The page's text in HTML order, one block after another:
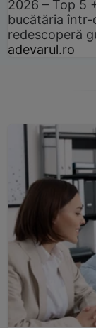
2026 – Top 5
bucătăria într-
redescoperă
adevarul.ro